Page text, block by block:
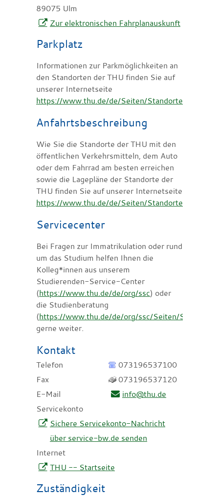
89075 Ulm
Zur elektronischen Fahrplanauskunft
Parkplatz
Informationen zur Parkmöglichkeiten an
den Standorten der THU finden Sie auf
unserer Internetseite
https://www.thu.de/de/Seiten/Standorte.aspx
Anfahrtsbeschreibung
Wie Sie die Standorte der THU mit den
öffentlichen Verkehrsmitteln, dem Auto
oder dem Fahrrad am besten erreichen
sowie die Lagepläne der Standorte der
THU finden Sie auf unserer Internetseite
https://www.thu.de/de/Seiten/Standorte.aspx
Servicecenter
Bei Fragen zur Immatrikulation oder rund
um das Studium helfen Ihnen die
Kolleg*innen aus unserem
Studierenden-Service-Center
(https://www.thu.de/de/org/ssc) oder
die Studienberatung
(https://www.thu.de/de/org/ssc/Seiten/
gerne weiter.
Kontakt
Telefon
073196537100
Fax
073196537120
E-Mail
info@thu.de
Servicekonto
Sichere Servicekonto-Nachricht
über service-bw.de senden
Internet
THU -- Startseite
Zuständigkeit